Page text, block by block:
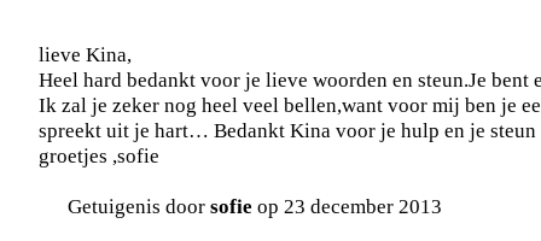
lieve Kina,
Heel hard bedankt voor je lieve woorden en steun.Je bent
Ik zal je zeker nog heel veel bellen,want voor mij ben je
spreekt uit je hart… Bedankt Kina voor je hulp en je steun
groetjes ,sofie
Getuigenis door sofie op 23 december 2013